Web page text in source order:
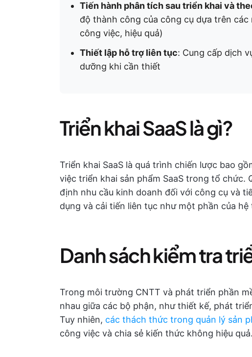
Tiến hành phân tích sau triển khai và
độ thành công của công cụ dựa trên
công việc, hiệu quả)
Thiết lập hỗ trợ liên tục: Cung cấp dịch
dưỡng khi cần thiết
Triển khai SaaS là gì?
Triển khai SaaS là quá trình chiến lược bao
việc triển khai sản phẩm SaaS trong tổ chức.
định nhu cầu kinh doanh đối với công cụ và
dụng và cải tiến liên tục như một phần của
Danh sách kiểm tra
Trong môi trường CNTT và phát triển phần
nhau giữa các bộ phận, như thiết kế, phát
Tuy nhiên, các thách thức trong quản lý sản
công việc và chia sẻ kiến thức không hiệu quả.